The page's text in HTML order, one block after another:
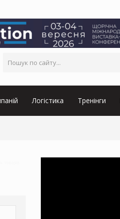
Логістика Тренінги